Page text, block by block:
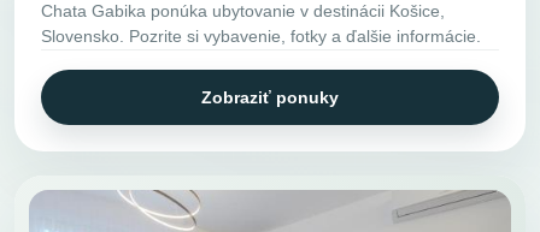
Chata Gabika ponúka ubytovanie v destinácii Košice,
Slovensko. Pozrite si vybavenie, fotky a ďalšie informácie.
Zobraziť ponuky